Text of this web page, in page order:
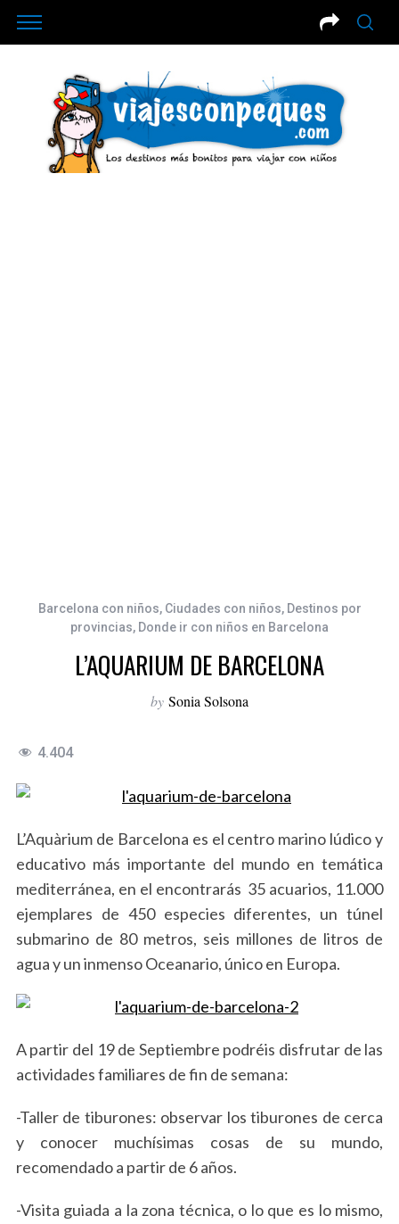
Barcelona con niños, Ciudades con niños, Destinos por
provincias, Donde ir con niños en Barcelona
L’AQUARIUM DE BARCELONA
by Sonia Solsona
4.404
L’Aquàrium de Barcelona es el centro marino lúdico y
educativo más importante del mundo en temática
mediterránea, en el encontrarás 35 acuarios, 11.000
ejemplares de 450 especies diferentes, un túnel
submarino de 80 metros, seis millones de litros de
agua y un inmenso Oceanario, único en Europa.
A partir del 19 de Septiembre podréis disfrutar de las
actividades familiares de fin de semana:
-Taller de tiburones: observar los tiburones de cerca
y conocer muchísimas cosas de su mundo,
recomendado a partir de 6 años.
-Visita guiada a la zona técnica, o lo que es lo mismo,